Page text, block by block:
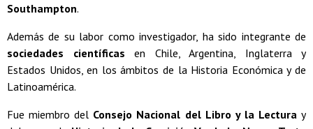
Southampton.
Además de su labor como investigador, ha sido integrante de
sociedades científicas en Chile, Argentina, Inglaterra y
Estados Unidos, en los ámbitos de la Historia Económica y de
Latinoamérica.
Fue miembro del Consejo Nacional del Libro y la Lecturay